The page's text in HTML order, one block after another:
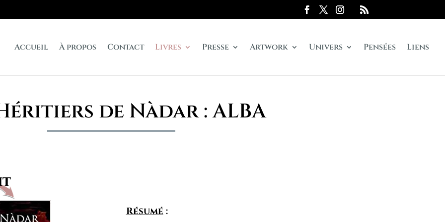
Accueil À propos Contact Livres Presse Artwork Univers Pensées Liens
de Nàdar : ALBA
Résumé: